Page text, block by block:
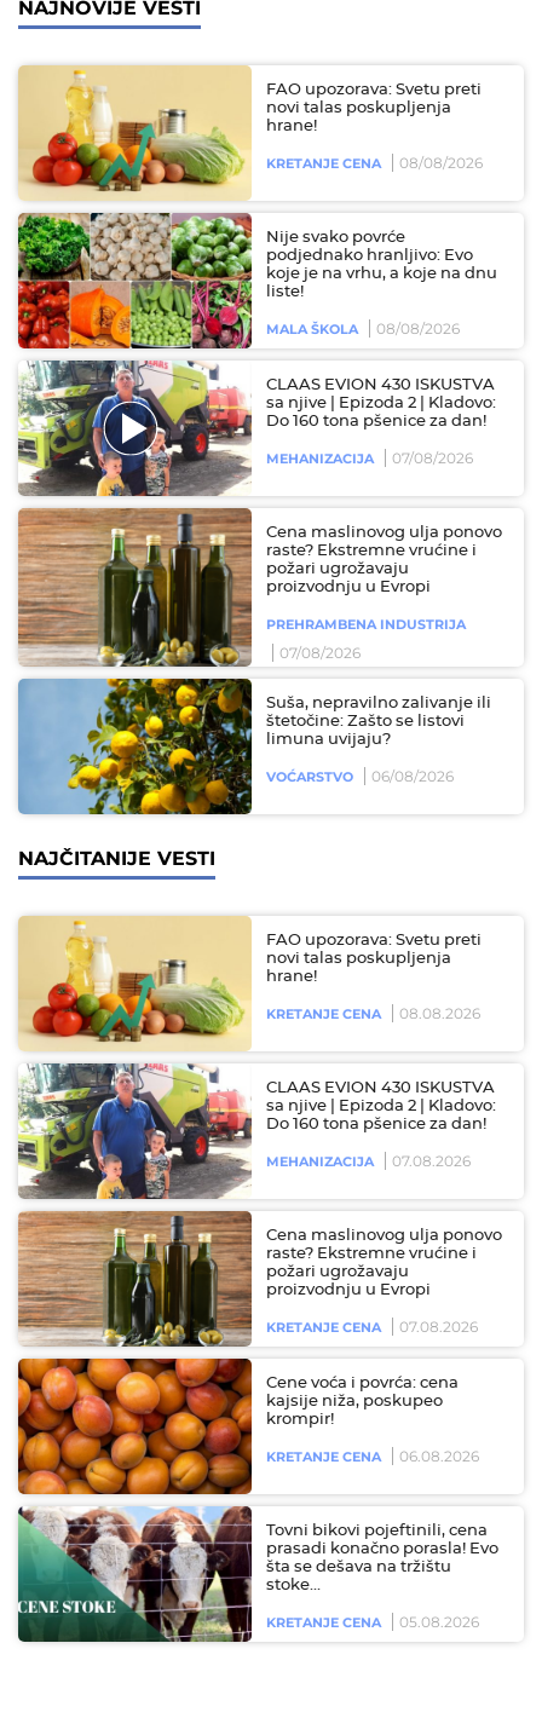
NAJNOVIJE VESTI
FAO upozorava: Svetu preti
novi talas poskupljenja
hrane!
KRETANJE CENA 08/08/2026
Nije svako povrće
podjednako hranljivo: Evo
koje je na vrhu, a koje na dnu
liste!
MALA ŠKOLA 08/08/2026
CLAAS EVION 430 ISKUSTVA
sa njive | Epizoda 2 | Kladovo:
Do 160 tona pšenice za dan!
MEHANIZACIJA 07/08/2026
Cena maslinovog ulja ponovo
raste? Ekstremne vrućine i
požari ugrožavaju
proizvodnju u Evropi
PREHRAMBENA INDUSTRIJA
07/08/2026
Suša, nepravilno zalivanje ili
štetočine: Zašto se listovi
limuna uvijaju?
VOĆARSTVO 06/08/2026
NAJČITANIJE VESTI
FAO upozorava: Svetu preti
novi talas poskupljenja
hrane!
KRETANJE CENA 08.08.2026
CLAAS EVION 430 ISKUSTVA
sa njive | Epizoda 2 | Kladovo:
Do 160 tona pšenice za dan!
MEHANIZACIJA 07.08.2026
Cena maslinovog ulja ponovo
raste? Ekstremne vrućine i
požari ugrožavaju
proizvodnju u Evropi
KRETANJE CENA 07.08.2026
Cene voća i povrća: cena
kajsije niža, poskupeo
krompir!
KRETANJE CENA 06.08.2026
Tovni bikovi pojeftinili, cena
prasadi konačno porasla! Evo
šta se dešava na tržištu
stoke…
KRETANJE CENA 05.08.2026